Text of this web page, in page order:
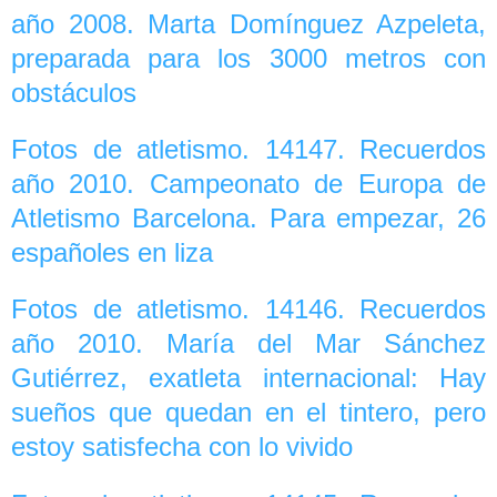
año 2008. Marta Domínguez Azpeleta,
preparada para los 3000 metros con
obstáculos
Fotos de atletismo. 14147. Recuerdos
año 2010. Campeonato de Europa de
Atletismo Barcelona. Para empezar, 26
españoles en liza
Fotos de atletismo. 14146. Recuerdos
año 2010. María del Mar Sánchez
Gutiérrez, exatleta internacional: Hay
sueños que quedan en el tintero, pero
estoy satisfecha con lo vivido